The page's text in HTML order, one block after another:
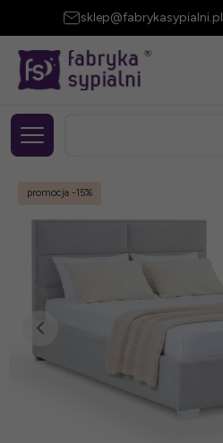
sklep@fabrykasypialni.pl
promocja -15%